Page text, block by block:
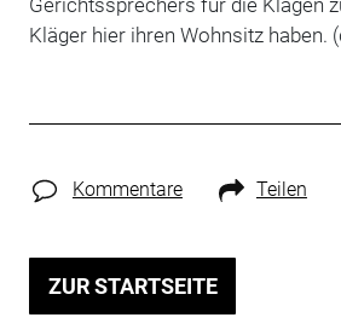
Kläger hier ihren Wohnsitz haben.
Kommentare Teilen
ZUR STARTSEITE